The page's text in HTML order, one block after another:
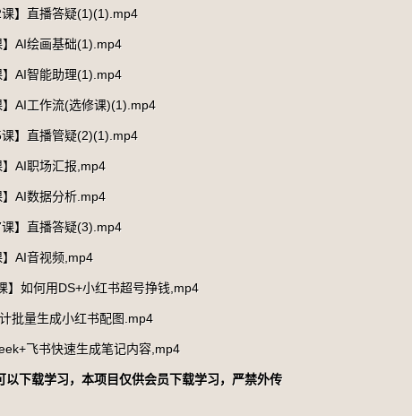
】直播答疑(1)(1).mp4
AI绘画基础(1).mp4
AI智能助理(1).mp4
AI工作流(选修课)(1).mp4
】直播管疑(2)(1).mp4
AI职场汇报,mp4
AI数据分析.mp4
】直播答疑(3).mp4
AI音视频,mp4
】如何用DS+小红书超号挣钱,mp4
批量生成小红书配图.mp4
飞书快速生成笔记内容,mp4
以下载学习，本项目仅供会员下载学习，严禁外传